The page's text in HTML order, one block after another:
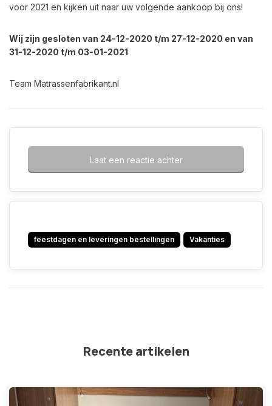
voor 2021 en kijken uit naar uw volgende aankoop bij ons!
Wij zijn gesloten van 24-12-2020 t/m 27-12-2020 en van
31-12-2020 t/m 03-01-2021
Team Matrassenfabrikant.nl
Laat een reactie achter
feestdagen en leveringen bestellingen Vakanties
Recente artikelen